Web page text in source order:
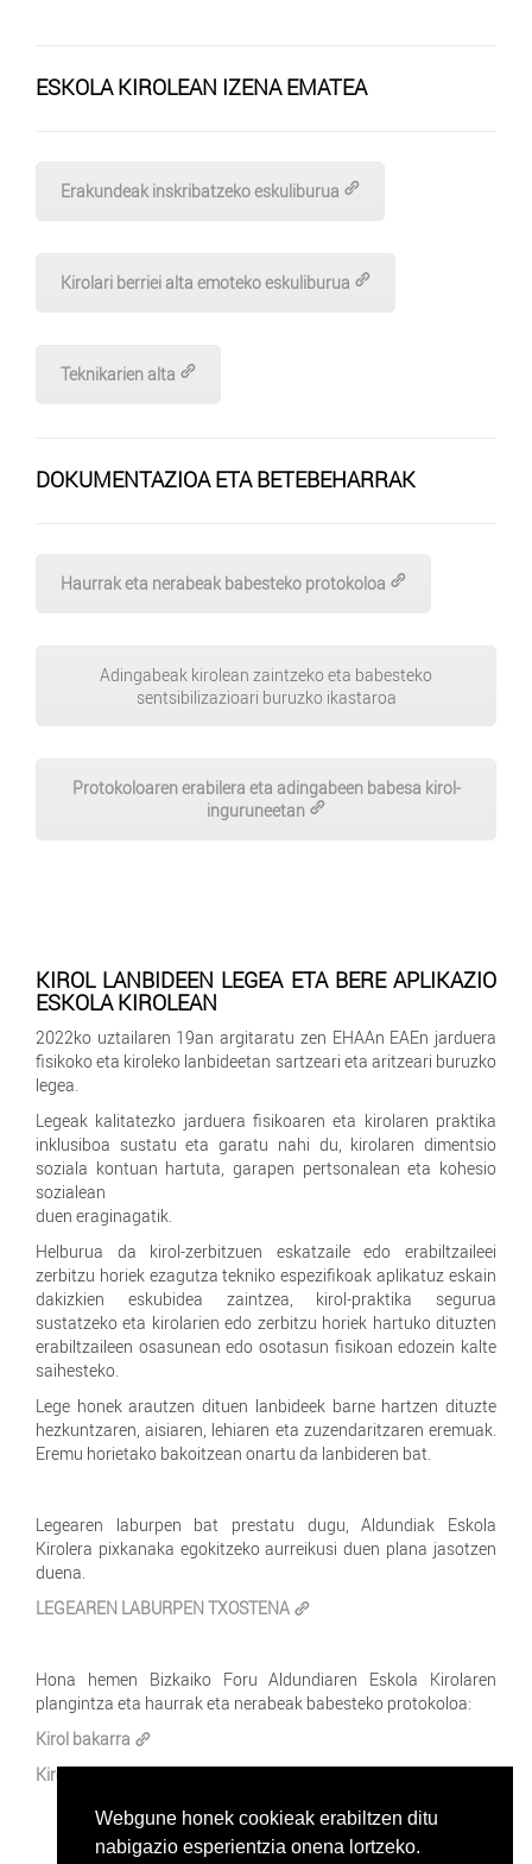
Webgune honek cookieak erabiltzen ditu
nabigazio esperientzia onena lortzeko.
ESKOLA KIROLEAN IZENA EMATEA
Erakundeak inskribatzeko eskuliburua
Kirolari berriei alta emoteko eskuliburua
Teknikarien alta
DOKUMENTAZIOA ETA BETEBEHARRAK
Haurrak eta nerabeak babesteko protokoloa
Adingabeak kirolean zaintzeko eta babesteko
sentsibilizazioari buruzko ikastaroa
Protokoloaren erabilera eta adingabeen babesa kirol-
inguruneetan
KIROL LANBIDEEN LEGEA ETA BERE APLIKAZIO
ESKOLA KIROLEAN
2022ko uztailaren 19an argitaratu zen EHAAn EAEn jarduera
fisikoko eta kiroleko lanbideetan sartzeari eta aritzeari buruzko
legea.
Legeak kalitatezko jarduera fisikoaren eta kirolaren praktika
inklusiboa sustatu eta garatu nahi du, kirolaren dimentsio
soziala kontuan hartuta, garapen pertsonalean eta kohesio
sozialean
duen eraginagatik.
Helburua da kirol-zerbitzuen eskatzaile edo erabiltzaileei
zerbitzu horiek ezagutza tekniko espezifikoak aplikatuz eskain
dakizkien eskubidea zaintzea, kirol-praktika segurua
sustatzeko eta kirolarien edo zerbitzu horiek hartuko dituzten
erabiltzaileen osasunean edo osotasun fisikoan edozein kalte
saihesteko.
Lege honek arautzen dituen lanbideek barne hartzen dituzte
hezkuntzaren, aisiaren, lehiaren eta zuzendaritzaren eremuak.
Eremu horietako bakoitzean onartu da lanbideren bat.
Legearen laburpen bat prestatu dugu, Aldundiak Eskola
Kirolera pixkanaka egokitzeko aurreikusi duen plana jasotzen
duena.
LEGEAREN LABURPEN TXOSTENA
Hona hemen Bizkaiko Foru Aldundiaren Eskola Kirolaren
plangintza eta haurrak eta nerabeak babesteko protokoloa:
Kirol bakarra
Kirol anitzak